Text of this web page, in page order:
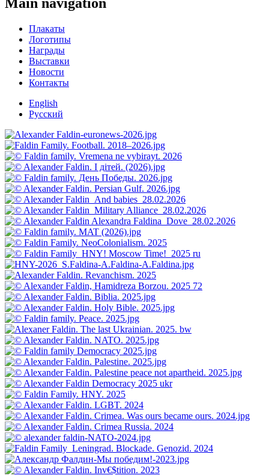
Плакаты
Логотипы
Награды
Выставки
Новости
Контакты
English
Русский